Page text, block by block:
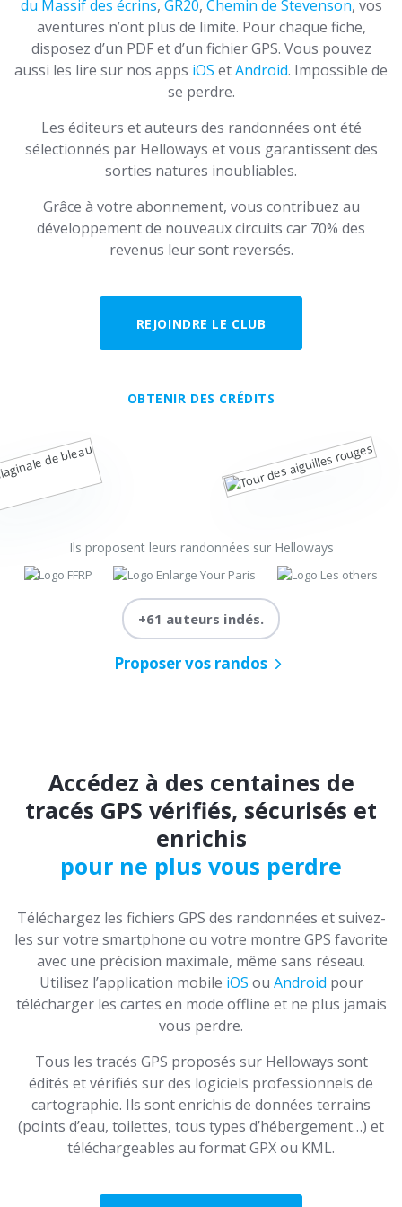
du Massif des écrins, GR20, Chemin de Stevenson, vos
aventures n’ont plus de limite. Pour chaque fiche,
disposez d’un PDF et d’un fichier GPS. Vous pouvez
aussi les lire sur nos apps iOS etAndroid. Impossible de
se perdre.
Les éditeurs et auteurs des randonnées ont été
sélectionnés par Helloways et vous garantissent des
sorties natures inoubliables.
Grâce à votre abonnement, vous contribuez au
développement de nouveaux circuits car 70% des
revenus leur sont reversés.
REJOINDRE LE CLUB
OBTENIR DES CRÉDITS
Ils proposent leurs randonnées sur Helloways
+61 auteurs indés.
Proposer vos randos
Accédez à des centaines de
tracés GPS vérifiés, sécurisés et
enrichis
pour ne plus vous perdre
Téléchargez les fichiers GPS des randonnées et suivez-
les sur votre smartphone ou votre montre GPS favorite
avec une précision maximale, même sans réseau.
Utilisez l’application mobile iOS ou Android pour
télécharger les cartes en mode offline et ne plus jamais
vous perdre.
Tous les tracés GPS proposés sur Helloways sont
édités et vérifiés sur des logiciels professionnels de
cartographie. Ils sont enrichis de données terrains
(points d’eau, toilettes, tous types d’hébergement…) et
téléchargeables au format GPX ou KML.